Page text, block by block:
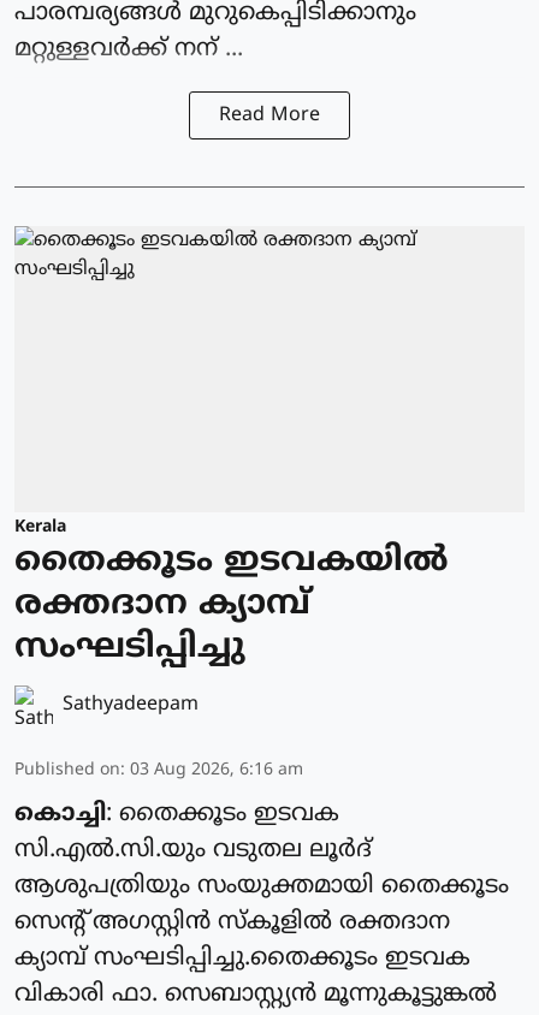
പാരമ്പര്യങ്ങൾ മുറുകെപ്പിടിക്കാനും
മറ്റുള്ളവർക്ക് നന് ...
Read More
Kerala
തൈക്കൂടം ഇടവകയിൽ
രക്തദാന ക്യാമ്പ്
സംഘടിപ്പിച്ചു
Sathyadeepam
Published on: 03 Aug 2026, 6:16 am
കൊച്ചി: തൈക്കൂടം ഇടവക
സി.എൽ.സി.യും വടുതല ലൂർദ്
ആശുപത്രിയും സംയുക്തമായി തൈക്കൂടം
സെന്റ് അഗസ്റ്റിൻ സ്കൂളിൽ രക്തദാന
ക്യാമ്പ് സംഘടിപ്പിച്ചു.തൈക്കൂടം ഇടവക
വികാരി ഫാ. സെബാസ്റ്റ്യൻ മൂന്നുകൂട്ടുങ്കൽ